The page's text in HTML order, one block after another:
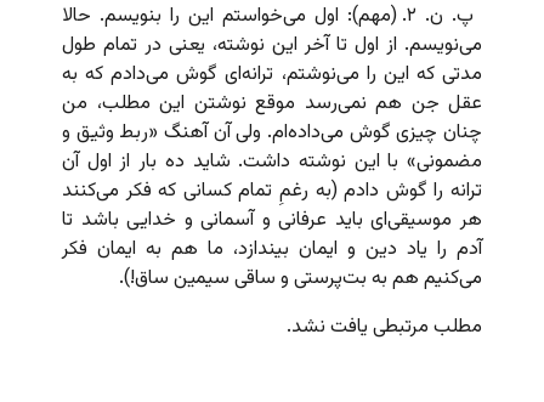
پ. ن. ۲. (مهم): اول می‌خواستم این را بنویسم. حالا
می‌نویسم. از اول تا آخر این نوشته، یعنی در تمام طول
مدتی که این را می‌نوشتم، ترانه‌ای گوش می‌دادم که به
عقل جن هم نمی‌رسد موقع نوشتن این مطلب، من
چنان چیزی گوش می‌داده‌ام. ولی آن آهنگ «ربط وثیق و
مضمونی» با این نوشته داشت. شاید ده بار از اول آن
ترانه را گوش دادم (به رغمِ تمام کسانی که فکر می‌کنند
هر موسیقی‌ای باید عرفانی و آسمانی و خدایی باشد تا
آدم را یاد دین و ایمان بیندازد، ما هم به ایمان فکر
می‌کنیم هم به بت‌پرستی و ساقی سیمین ساق!).
مطلب مرتبطی یافت نشد.